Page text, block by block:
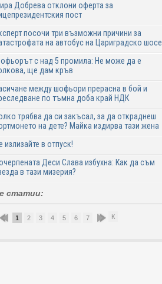
Добрева отклони оферта за
пост
посочи три възможни причини за
на автобус на Цариградско шосе
с над 5 промила: Не може да е
ще дам кръв
между шофьори прерасна в бой и
по тъмна доба край НДК
трябва да си закъсал, за да откраднеш
на дете? Майка издирва тази жена
излизайте в отпуск!
Деси Слава избухна: Как да съм
в тази мизерия?
статии:
1 2 3 4 5 6 7 8 9К